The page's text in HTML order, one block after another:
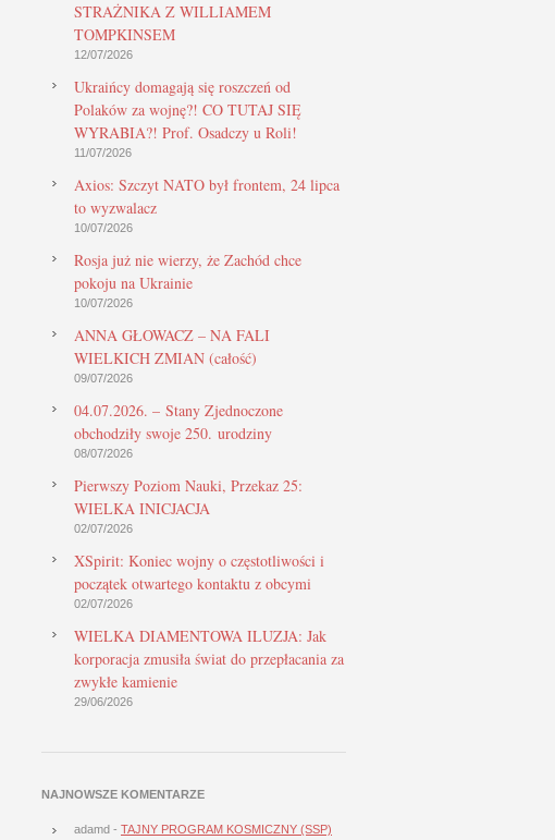
STRAŻNIKA Z WILLIAMEM
TOMPKINSEM
12/07/2026
Ukraińcy domagają się roszczeń od
Polaków za wojnę?! CO TUTAJ SIĘ
WYRABIA?! Prof. Osadczy u Roli!
11/07/2026
Axios: Szczyt NATO był frontem, 24 lipca
to wyzwalacz
10/07/2026
Rosja już nie wierzy, że Zachód chce
pokoju na Ukrainie
10/07/2026
ANNA GŁOWACZ – NA FALI
WIELKICH ZMIAN (całość)
09/07/2026
04.07.2026. – Stany Zjednoczone
obchodziły swoje 250. urodziny
08/07/2026
Pierwszy Poziom Nauki, Przekaz 25:
WIELKA INICJACJA
02/07/2026
XSpirit: Koniec wojny o częstotliwości i
początek otwartego kontaktu z obcymi
02/07/2026
WIELKA DIAMENTOWA ILUZJA: Jak
korporacja zmusiła świat do przepłacania za
zwykłe kamienie
29/06/2026
NAJNOWSZE KOMENTARZE
adamd - TAJNY PROGRAM KOSMICZNY (SSP)